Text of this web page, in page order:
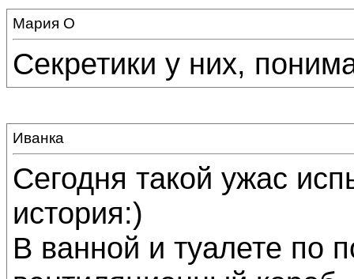
Мария О
Секретики у них,
Иванка
Сегодня такой ужас
история:)
В ванной и туалете по